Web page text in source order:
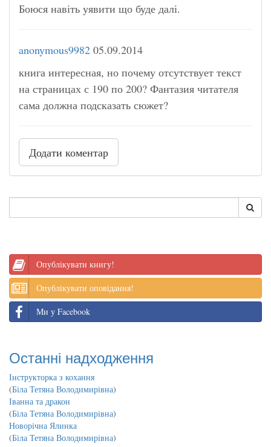
Боюся навіть уявити що буде далі.
anonymous9982 05.09.2014
книга интересная, но почему отсутствует текст
на страницах с 190 по 200? Фантазия читателя
сама должна подсказать сюжет?
Додати коментар
Опублікувати книгу!
Опублікувати оповідання!
Ми у Facebook
Останні надходження
Інструкторка з кохання
(Біла Тетяна Володимирівна)
Іванна та дракон
(Біла Тетяна Володимирівна)
Новорічна Ялинка
(Біла Тетяна Володимирівна)